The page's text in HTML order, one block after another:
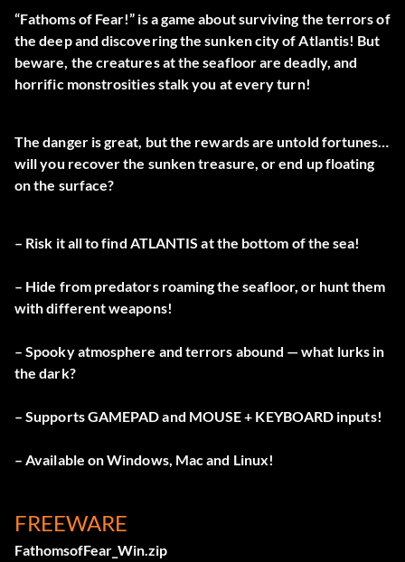
“Fathoms of Fear!” is a game about surviving the terrors of
the deep and discovering the sunken city of Atlantis! But
beware, the creatures at the seafloor are deadly, and
horrific monstrosities stalk you at every turn!
The danger is great, but the rewards are untold fortunes…
will you recover the sunken treasure, or end up floating
on the surface?
– Risk it all to find ATLANTIS at the bottom of the sea!
– Hide from predators roaming the seafloor, or hunt them
with different weapons!
– Spooky atmosphere and terrors abound — what lurks in
the dark?
– Supports GAMEPAD and MOUSE + KEYBOARD inputs!
– Available on Windows, Mac and Linux!
FREEWARE
FathomsofFear_Win.zip